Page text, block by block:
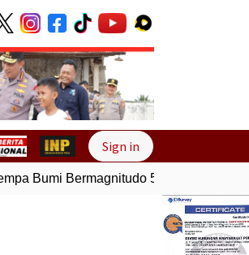
Next
Sign in
Bumi Bermagnitudo 5,1 Kembali